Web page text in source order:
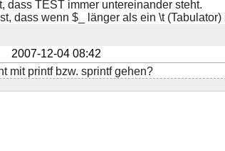
dass TEST immer untereinander steht.
dass wenn $_ länger als ein \t
2007-12-04 08:42
mit printf bzw. sprintf gehen?